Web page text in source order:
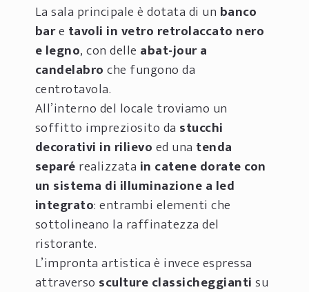
La sala principale è dotata di un banco
bare tavoli in vetro retrolaccato nero
e legno, con delle abat-jour a
candelabroche fungono da
centrotavola.
All’interno del locale troviamo un
soffitto impreziosito da stucchi
decorativi in rilievoed una tenda
separérealizzata in catene dorate con
un sistema di illuminazione a led
integrato: entrambi elementi che
sottolineano la raffinatezza del
ristorante.
L’impronta artistica è invece espressa
attraverso sculture classicheggiantisu